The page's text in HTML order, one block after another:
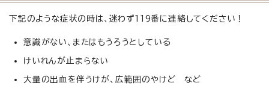
下記のような症状の時は、迷わず119番に連絡してください！
意識がない、またはもうろうとしている
けいれんが止まらない
大量の出血を伴うけが、広範囲のやけど など